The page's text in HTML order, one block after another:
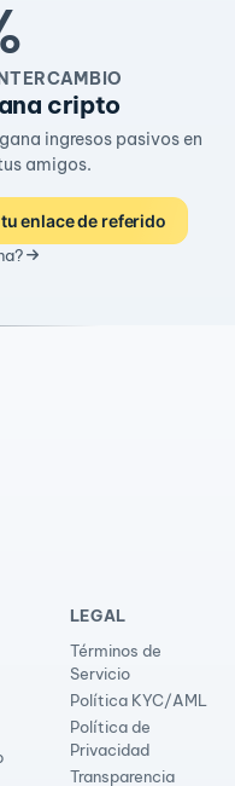
cripto
ingresos pasivos en
amigos.
enlace de referido
LEGAL
Términos de
Servicio
Política KYC/AML
Política de
Privacidad
Transparencia